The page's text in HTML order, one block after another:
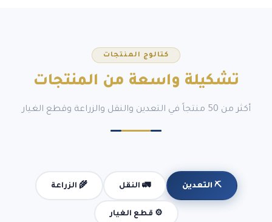
كتالوج المنتجات
تشكيلة واسعة من المنتجات
أكثر من 50 منتجاً في التعدين والنقل والزراعة وقطع الغيار
⛏️ التعدين 🚛 النقل 🌾 الزراعة
⚙️ قطع الغيار